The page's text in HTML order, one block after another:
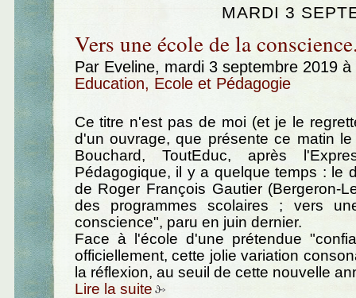
MARDI 3
Vers une école de la
Par Eveline, mardi 3 septembre 2019
Education, Ecole et Pédagogie
Ce titre n'est pas de moi (et je le
d'un ouvrage, que présente ce matin
Bouchard, ToutEduc, après
Pédagogique, il y a quelque temps : le
de Roger François Gautier (Bergeron-
des programmes scolaires ; vers
conscience", paru en juin dernier.
Face à l'école d'une prétendue
officiellement, cette jolie variation
la réflexion, au seuil de cette nouvelle
Lire la suite